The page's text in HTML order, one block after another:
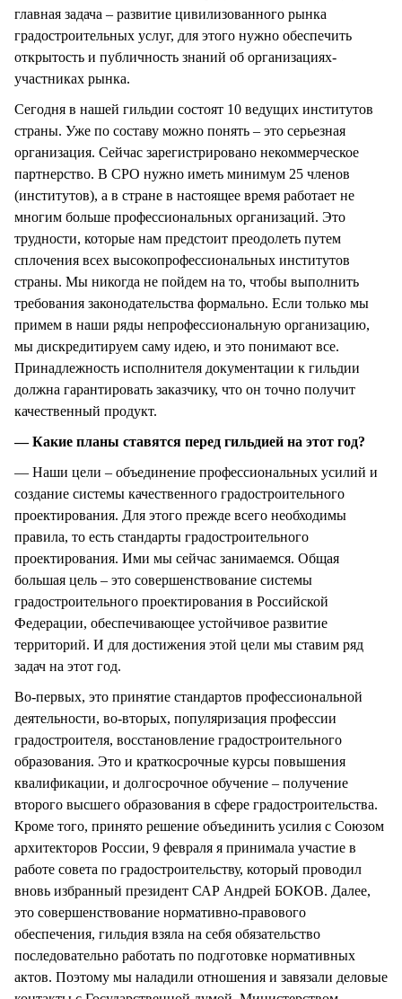
главная задача – развитие цивилизованного рынка
градостроительных услуг, для этого нужно обеспечить
открытость и публичность знаний об организациях-
участниках рынка.
Сегодня в нашей гильдии состоят 10 ведущих институтов
страны. Уже по составу можно понять – это серьезная
организация. Сейчас зарегистрировано некоммерческое
партнерство. В СРО нужно иметь минимум 25 членов
(институтов), а в стране в настоящее время работает не
многим больше профессиональных организаций. Это
трудности, которые нам предстоит преодолеть путем
сплочения всех высокопрофессиональных институтов
страны. Мы никогда не пойдем на то, чтобы выполнить
требования законодательства формально. Если только мы
примем в наши ряды непрофессиональную организацию,
мы дискредитируем саму идею, и это понимают все.
Принадлежность исполнителя документации к гильдии
должна гарантировать заказчику, что он точно получит
качественный продукт.
— Какие планы ставятся перед гильдией на этот год?
— Наши цели – объединение профессиональных усилий и
создание системы качественного градостроительного
проектирования. Для этого прежде всего необходимы
правила, то есть стандарты градостроительного
проектирования. Ими мы сейчас занимаемся. Общая
большая цель – это совершенствование системы
градостроительного проектирования в Российской
Федерации, обеспечивающее устойчивое развитие
территорий. И для достижения этой цели мы ставим ряд
задач на этот год.
Во-первых, это принятие стандартов профессиональной
деятельности, во-вторых, популяризация профессии
градостроителя, восстановление градостроительного
образования. Это и краткосрочные курсы повышения
квалификации, и долгосрочное обучение – получение
второго высшего образования в сфере градостроительства.
Кроме того, принято решение объединить усилия с Союзом
архитекторов России, 9 февраля я принимала участие в
работе совета по градостроительству, который проводил
вновь избранный президент САР Андрей БОКОВ. Далее,
это совершенствование нормативно-правового
обеспечения, гильдия взяла на себя обязательство
последовательно работать по подготовке нормативных
актов. Поэтому мы наладили отношения и завязали деловые